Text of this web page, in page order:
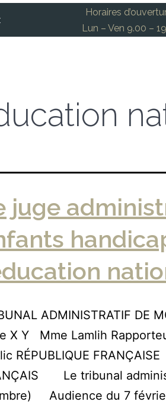
Horaires
Lun – Ven 9.00 –
juge
ADMINISTRATIF
X Y Mme Lamlih
RÉPUBLIQUE
Le tribunal
Audience du 7